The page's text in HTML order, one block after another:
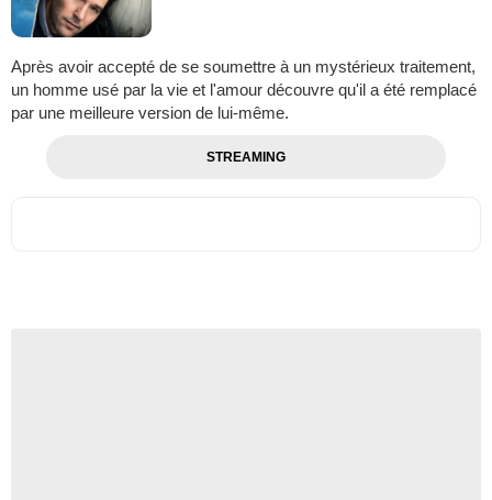
Après avoir accepté de se soumettre à un mystérieux traitement,
un homme usé par la vie et l'amour découvre qu'il a été remplacé
par une meilleure version de lui-même.
STREAMING